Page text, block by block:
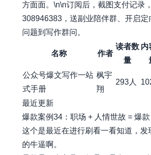
方面面。\n\n订阅后，截图支付记录
308946383，送副业陪伴群、开启定
问题到写作群问。
名称 作者
读者数
量
内
公众号爆文写作一站
式手册
枫宇
翔
293人
最近更新
爆款案例34：职场 + 人情世故 = 爆款
这个是最近在进行刷看一看知道，发
的牛逼啊。